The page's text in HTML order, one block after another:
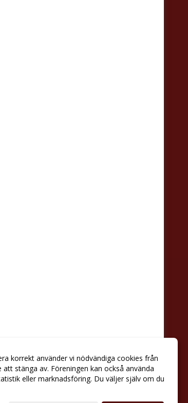
korrekt använder vi nödvändiga cookies från
stänga av. Föreningen kan också använda
eller marknadsföring. Du väljer själv om du